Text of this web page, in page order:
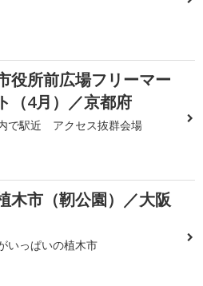
役所前広場フリーマー
（4月）／京都府
で駅近 アクセス抜群会場
木市（靭公園）／大阪
いっぱいの植木市